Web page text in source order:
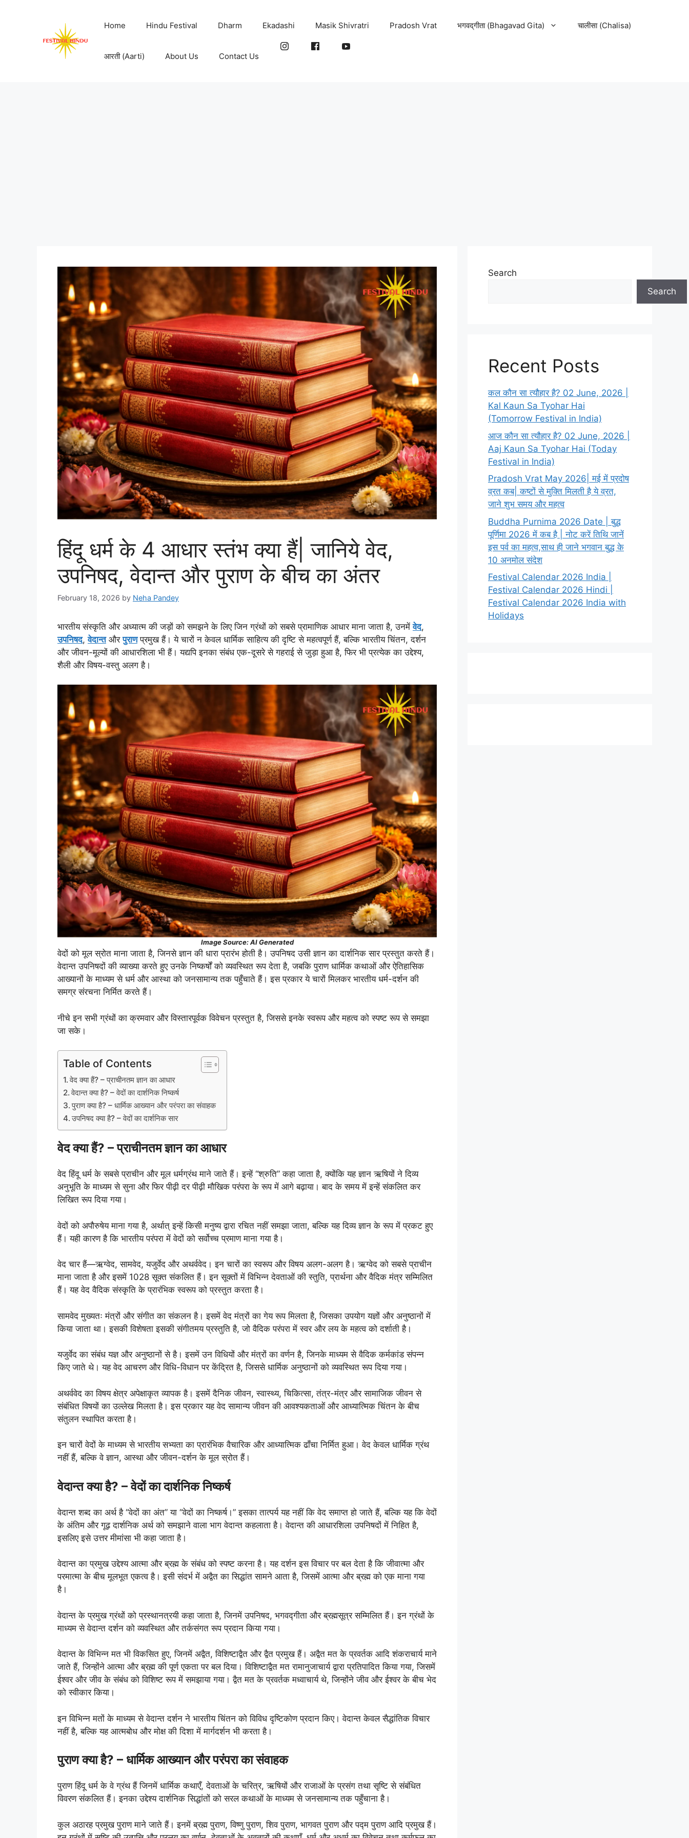
Home Hindu Festival Dharm Ekadashi Masik Shivratri Pradosh Vrat भगवद्‌गीता (Bhagavad Gita) चालीसा (Chalisa)
आरती (Aarti) About Us Contact Us
हिंदू धर्म के 4 आधार स्तंभ क्या हैं| जानिये वेद,
उपनिषद, वेदान्त और पुराण के बीच का अंतर
February 18, 2026 by Neha Pandey
भारतीय संस्कृति और अध्यात्म की जड़ों को समझने के लिए जिन ग्रंथों को सबसे प्रामाणिक आधार माना जाता है, उनमेंवेद,
उपनिषद,वेदान्तऔरपुराणप्रमुख हैं। ये चारों न केवल धार्मिक साहित्य की दृष्टि से महत्वपूर्ण हैं, बल्कि भारतीय चिंतन, दर्शन
और जीवन-मूल्यों की आधारशिला भी हैं। यद्यपि इनका संबंध एक-दूसरे से गहराई से जुड़ा हुआ है, फिर भी प्रत्येक का उद्देश्य,
शैली और विषय-वस्तु अलग है।
Image Source: AI Generated
वेदों को मूल स्रोत माना जाता है, जिनसे ज्ञान की धारा प्रारंभ होती है। उपनिषद उसी ज्ञान का दार्शनिक सार प्रस्तुत करते हैं।
वेदान्त उपनिषदों की व्याख्या करते हुए उनके निष्कर्षों को व्यवस्थित रूप देता है, जबकि पुराण धार्मिक कथाओं और ऐतिहासिक
आख्यानों के माध्यम से धर्म और आस्था को जनसामान्य तक पहुँचाते हैं। इस प्रकार ये चारों मिलकर भारतीय धर्म-दर्शन की
समग्र संरचना निर्मित करते हैं।
नीचे इन सभी ग्रंथों का क्रमवार और विस्तारपूर्वक विवेचन प्रस्तुत है, जिससे इनके स्वरूप और महत्व को स्पष्ट रूप से समझा
जा सके।
Table of Contents
वेद क्या हैं? – प्राचीनतम ज्ञान का आधार
वेदान्त क्या है? – वेदों का दार्शनिक निष्कर्ष
पुराण क्या है? – धार्मिक आख्यान और परंपरा का संवाहक
उपनिषद क्या है? – वेदों का दार्शनिक सार
वेद क्या हैं? – प्राचीनतम ज्ञान का आधार
वेद हिंदू धर्म के सबसे प्राचीन और मूल धर्मग्रंथ माने जाते हैं। इन्हें “श्रुति” कहा जाता है, क्योंकि यह ज्ञान ऋषियों ने दिव्य
अनुभूति के माध्यम से सुना और फिर पीढ़ी दर पीढ़ी मौखिक परंपरा के रूप में आगे बढ़ाया। बाद के समय में इन्हें संकलित कर
लिखित रूप दिया गया।
वेदों को अपौरुषेय माना गया है, अर्थात् इन्हें किसी मनुष्य द्वारा रचित नहीं समझा जाता, बल्कि यह दिव्य ज्ञान के रूप में प्रकट हुए
हैं। यही कारण है कि भारतीय परंपरा में वेदों को सर्वोच्च प्रमाण माना गया है।
वेद चार हैं—ऋग्वेद, सामवेद, यजुर्वेद और अथर्ववेद। इन चारों का स्वरूप और विषय अलग-अलग है। ऋग्वेद को सबसे प्राचीन
माना जाता है और इसमें 1028 सूक्त संकलित हैं। इन सूक्तों में विभिन्न देवताओं की स्तुति, प्रार्थना और वैदिक मंत्र सम्मिलित
हैं। यह वेद वैदिक संस्कृति के प्रारंभिक स्वरूप को प्रस्तुत करता है।
सामवेद मुख्यतः मंत्रों और संगीत का संकलन है। इसमें वेद मंत्रों का गेय रूप मिलता है, जिसका उपयोग यज्ञों और अनुष्ठानों में
किया जाता था। इसकी विशेषता इसकी संगीतमय प्रस्तुति है, जो वैदिक परंपरा में स्वर और लय के महत्व को दर्शाती है।
यजुर्वेद का संबंध यज्ञ और अनुष्ठानों से है। इसमें उन विधियों और मंत्रों का वर्णन है, जिनके माध्यम से वैदिक कर्मकांड संपन्न
किए जाते थे। यह वेद आचरण और विधि-विधान पर केंद्रित है, जिससे धार्मिक अनुष्ठानों को व्यवस्थित रूप दिया गया।
अथर्ववेद का विषय क्षेत्र अपेक्षाकृत व्यापक है। इसमें दैनिक जीवन, स्वास्थ्य, चिकित्सा, तंत्र-मंत्र और सामाजिक जीवन से
संबंधित विषयों का उल्लेख मिलता है। इस प्रकार यह वेद सामान्य जीवन की आवश्यकताओं और आध्यात्मिक चिंतन के बीच
संतुलन स्थापित करता है।
इन चारों वेदों के माध्यम से भारतीय सभ्यता का प्रारंभिक वैचारिक और आध्यात्मिक ढाँचा निर्मित हुआ। वेद केवल धार्मिक ग्रंथ
नहीं हैं, बल्कि वे ज्ञान, आस्था और जीवन-दर्शन के मूल स्रोत हैं।
वेदान्त क्या है? – वेदों का दार्शनिक निष्कर्ष
वेदान्त शब्द का अर्थ है “वेदों का अंत” या “वेदों का निष्कर्ष।” इसका तात्पर्य यह नहीं कि वेद समाप्त हो जाते हैं, बल्कि यह कि वेदों
के अंतिम और गूढ़ दार्शनिक अर्थ को समझाने वाला भाग वेदान्त कहलाता है। वेदान्त की आधारशिला उपनिषदों में निहित है,
इसलिए इसे उत्तर मीमांसा भी कहा जाता है।
वेदान्त का प्रमुख उद्देश्य आत्मा और ब्रह्म के संबंध को स्पष्ट करना है। यह दर्शन इस विचार पर बल देता है कि जीवात्मा और
परमात्मा के बीच मूलभूत एकत्व है। इसी संदर्भ में अद्वैत का सिद्धांत सामने आता है, जिसमें आत्मा और ब्रह्म को एक माना गया
है।
वेदान्त के प्रमुख ग्रंथों को प्रस्थानत्रयी कहा जाता है, जिनमें उपनिषद, भगवद्गीता और ब्रह्मसूत्र सम्मिलित हैं। इन ग्रंथों के
माध्यम से वेदान्त दर्शन को व्यवस्थित और तर्कसंगत रूप प्रदान किया गया।
वेदान्त के विभिन्न मत भी विकसित हुए, जिनमें अद्वैत, विशिष्टाद्वैत और द्वैत प्रमुख हैं। अद्वैत मत के प्रवर्तक आदि शंकराचार्य माने
जाते हैं, जिन्होंने आत्मा और ब्रह्म की पूर्ण एकता पर बल दिया। विशिष्टाद्वैत मत रामानुजाचार्य द्वारा प्रतिपादित किया गया, जिसमें
ईश्वर और जीव के संबंध को विशिष्ट रूप में समझाया गया। द्वैत मत के प्रवर्तक मध्वाचार्य थे, जिन्होंने जीव और ईश्वर के बीच भेद
को स्वीकार किया।
इन विभिन्न मतों के माध्यम से वेदान्त दर्शन ने भारतीय चिंतन को विविध दृष्टिकोण प्रदान किए। वेदान्त केवल सैद्धांतिक विचार
नहीं है, बल्कि यह आत्मबोध और मोक्ष की दिशा में मार्गदर्शन भी करता है।
पुराण क्या है? – धार्मिक आख्यान और परंपरा का संवाहक
पुराण हिंदू धर्म के वे ग्रंथ हैं जिनमें धार्मिक कथाएँ, देवताओं के चरित्र, ऋषियों और राजाओं के प्रसंग तथा सृष्टि से संबंधित
विवरण संकलित हैं। इनका उद्देश्य दार्शनिक सिद्धांतों को सरल कथाओं के माध्यम से जनसामान्य तक पहुँचाना है।
कुल अठारह प्रमुख पुराण माने जाते हैं। इनमें ब्रह्म पुराण, विष्णु पुराण, शिव पुराण, भागवत पुराण और पद्म पुराण आदि प्रमुख हैं।
Search
Search
Recent Posts
कल कौन सा त्यौहार है? 02 June, 2026 |
Kal Kaun Sa Tyohar Hai
(Tomorrow Festival in India)
आज कौन सा त्यौहार है? 02 June, 2026 |
Aaj Kaun Sa Tyohar Hai (Today
Festival in India)
Pradosh Vrat May 2026| मई में प्रदोष
व्रत कब| कष्टों से मुक्ति मिलती है ये व्रत,
जाने शुभ समय और महत्व
Buddha Purnima 2026 Date | बुद्ध
पूर्णिमा 2026 में कब है | नोट करें तिथि जानें
इस पर्व का महत्व,साथ ही जाने भगवान बुद्ध के
10 अनमोल संदेश
Festival Calendar 2026 India |
Festival Calendar 2026 Hindi |
Festival Calendar 2026 India with
Holidays